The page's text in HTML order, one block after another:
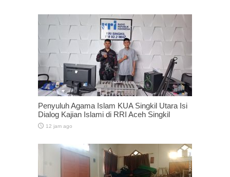
Penyuluh Agama Islam KUA Singkil Utara Isi
Dialog Kajian Islami di RRI Aceh Singkil
12 jam ago